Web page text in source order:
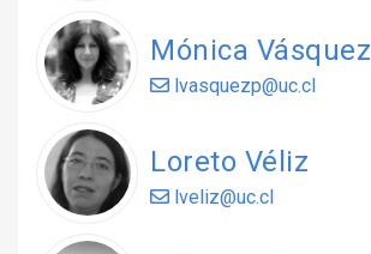
Mónica Vásquez
lvasquezp@uc.cl
Loreto Véliz
lveliz@uc.cl